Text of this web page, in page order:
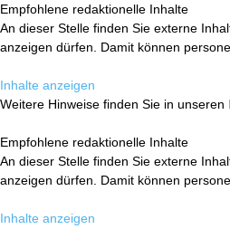
Empfohlene redaktionelle Inhalte
An dieser Stelle finden Sie externe
anzeigen dürfen. Damit können
Inhalte anzeigen
Weitere Hinweise finden Sie in unseren
Empfohlene redaktionelle Inhalte
An dieser Stelle finden Sie externe
anzeigen dürfen. Damit können
Inhalte anzeigen